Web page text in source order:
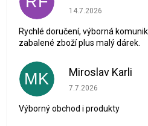
Hodnocení obchodu
14.7.2026
Rychlé doručení, výborná
zabalené zboží plus malý dárek.
MK Miroslav Karli
Hodnocení obchodu
7.7.2026
Výborný obchod i produkty